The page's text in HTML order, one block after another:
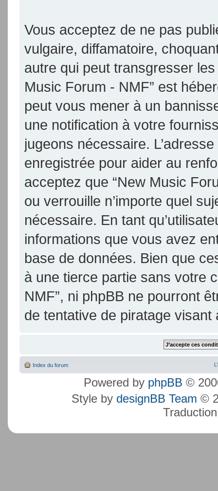
Vous acceptez de ne pas
vulgaire, diffamatoire,
autre qui peut transgresser
Music Forum - NMF” est
peut vous mener à un
une notification à votre
jugeons nécessaire.
enregistrée pour aider au
acceptez que “New Music
ou verrouille n’importe quel
nécessaire. En tant
informations que vous avez
base de données. Bien que
à une tierce partie sans votre
NMF”, ni phpBB ne pourront
de tentative de piratage
Index du forum
Powered by phpBB ©
Style by designBB Team ©